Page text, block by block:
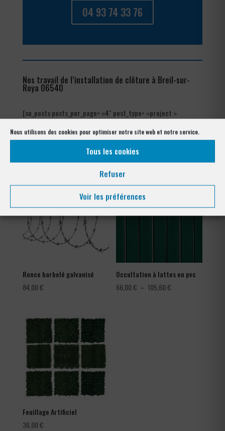
Nous utilisons des cookies pour optimiser notre site web et notre service.
Tous les cookies
Refuser
Voir les préférences
04 93 74 33 76
Nos travail de l’installation de clôture à Breil-sur-
Roya 06540
[su_posts posts_per_page= »4″ post_type= »project »
Les produits de clôtures utilisés
à Breil-sur-Roya 06540
Ronce barbelé galvanisé
84,00€
Occultation à lattes en pvc
66,00€ – 105,60€
Feuillage Artificiel
36,00€